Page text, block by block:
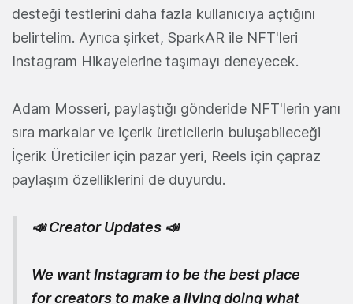
desteği testlerini daha fazla kullanıcıya açtığını
belirtelim. Ayrıca şirket, SparkAR ile NFT'leri
Instagram Hikayelerine taşımayı deneyecek.
Adam Mosseri, paylaştığı gönderide NFT'lerin yanı
sıra markalar ve içerik üreticilerin buluşabileceği
İçerik Üreticiler için pazar yeri, Reels için çapraz
paylaşım özelliklerini de duyurdu.
📣 Creator Updates 📣
We want Instagram to be the best place
for creators to make a living doing what